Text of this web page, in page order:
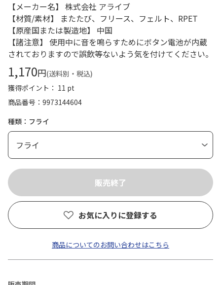
【メーカー名】 株式会社 アライブ
【材質/素材】 またたび、フリース、フェルト、RPET
【原産国または製造地】 中国
【諸注意】 使用中に音を鳴らすためにボタン電池が内蔵
されておりますので誤飲等ないよう気を付けてください。
1,170円(送料別・税込)
獲得ポイント： 11 pt
商品番号
9973144604
種類：フライ
お気に入りに登録する
商品についてのお問い合わせはこちら